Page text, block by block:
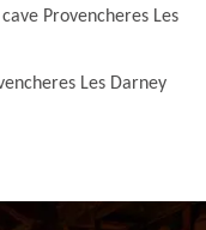
Provencheres Les
Les Darney